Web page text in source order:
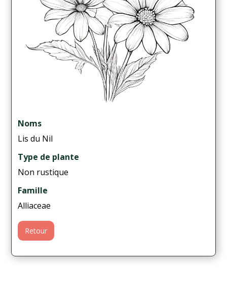
Noms
Lis du Nil
Type de plante
Non rustique
Famille
Alliaceae
Retour